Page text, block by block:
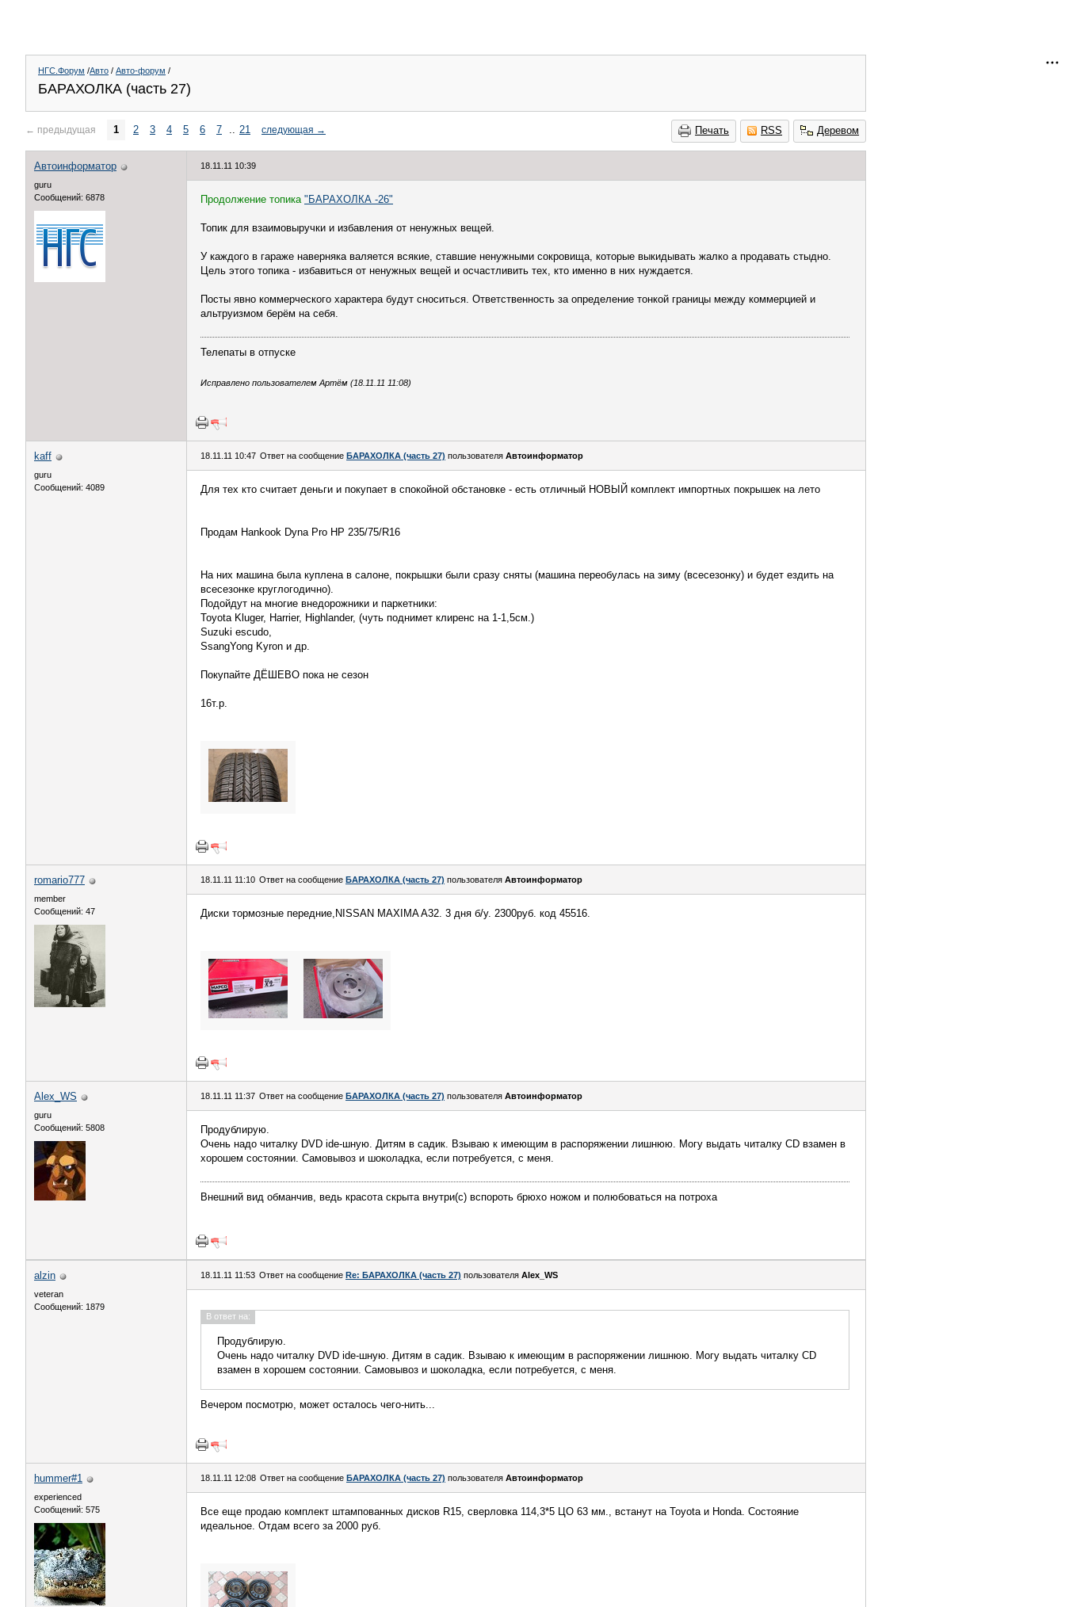
НГС.Форум /Авто / Авто-форум /
БАРАХОЛКА (часть 27)
Печать RSS Деревом
← предыдущая 1 2 3 4 5 6 7 .. 21 следующая →
Автоинформатор
guru
Сообщений: 6878
18.11.11 10:39
Продолжение топика "БАРАХОЛКА -26"
Топик для взаимовыручки и избавления от ненужных вещей.
У каждого в гараже наверняка валяется всякие, ставшие ненужными сокровища, которые выкидывать жалко а продавать стыдно.
Цель этого топика - избавиться от ненужных вещей и осчастливить тех, кто именно в них нуждается.
Посты явно коммерческого характера будут сноситься. Ответственность за определение тонкой границы между коммерцией и
альтруизмом берём на себя.
Телепаты в отпуске
Исправлено пользователем Артём (18.11.11 11:08)
kaff
guru
Сообщений: 4089
18.11.11 10:47 Ответ на сообщение БАРАХОЛКА (часть 27) пользователя Автоинформатор
Для тех кто считает деньги и покупает в спокойной обстановке - есть отличный НОВЫЙ комплект импортных покрышек на лето
Продам Hankook Dyna Pro HP 235/75/R16
На них машина была куплена в салоне, покрышки были сразу сняты (машина переобулась на зиму (всесезонку) и будет ездить на
всесезонке круглогодично).
Подойдут на многие внедорожники и паркетники:
Toyota Kluger, Harrier, Highlander, (чуть поднимет клиренс на 1-1,5см.)
Suzuki escudo,
SsangYong Kyron и др.
Покупайте ДЁШЕВО пока не сезон
16т.р.
romario777
member
Сообщений: 47
18.11.11 11:10 Ответ на сообщение БАРАХОЛКА (часть 27) пользователя Автоинформатор
Диски тормозные передние,NISSAN MAXIMA A32. 3 дня б/у. 2300руб. код 45516.
Alex_WS
guru
Сообщений: 5808
18.11.11 11:37 Ответ на сообщение БАРАХОЛКА (часть 27) пользователя Автоинформатор
Продублирую.
Очень надо читалку DVD ide-шную. Дитям в садик. Взываю к имеющим в распоряжении лишнюю. Могу выдать читалку CD взамен в
хорошем состоянии. Самовывоз и шоколадка, если потребуется, с меня.
Внешний вид обманчив, ведь красота скрыта внутри(с) вспороть брюхо ножом и полюбоваться на потроха
alzin
veteran
Сообщений: 1879
18.11.11 11:53 Ответ на сообщение Re: БАРАХОЛКА (часть 27) пользователя Alex_WS
В ответ на:
Продублирую.
Очень надо читалку DVD ide-шную. Дитям в садик. Взываю к имеющим в распоряжении лишнюю. Могу выдать читалку CD
взамен в хорошем состоянии. Самовывоз и шоколадка, если потребуется, с меня.
Вечером посмотрю, может осталось чего-нить...
hummer#1
experienced
Сообщений: 575
18.11.11 12:08 Ответ на сообщение БАРАХОЛКА (часть 27) пользователя Автоинформатор
Все еще продаю комплект штампованных дисков R15, сверловка 114,3*5 ЦО 63 мм., встанут на Toyota и Honda. Состояние
идеальное. Отдам всего за 2000 руб.